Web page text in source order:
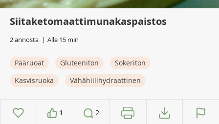
Siitaketomaattimunakaspaistos
2 annosta Alle 15 min
Pääruoat Gluteeniton
Sokeriton
Kasvisruoka
Vähähiilihydraattinen
1 2